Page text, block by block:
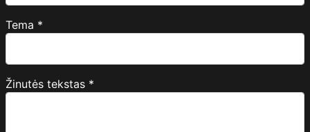
Tema *
Žinutės tekstas *